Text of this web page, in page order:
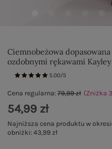
Ciemnobeżowa
ozdobnymi rękawami Kayley
5.00/5
Cena regularna:79,99 zł (Zniżka
54,99 zł
Najniższa cena produktu w
obniżki:43,99 zł